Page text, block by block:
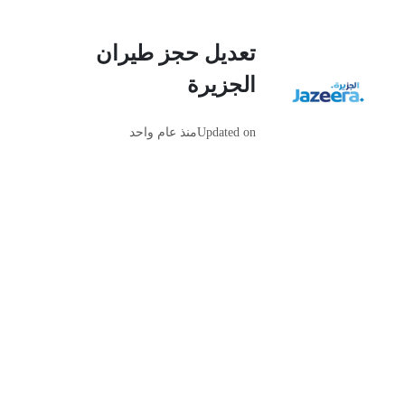
تعديل حجز طيران
الجزيرة
Updated onمنذ عام واحد